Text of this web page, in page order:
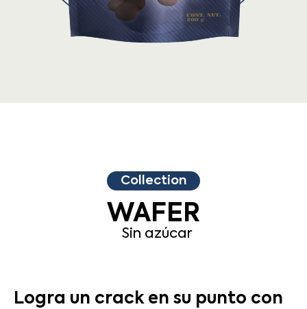
Collection
WAFER
Sin azúcar
Logra un crack en su punto con